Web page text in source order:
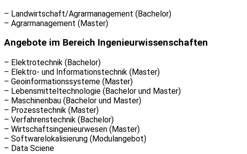
– Landwirtschaft/Agrarmanagement (Bachelor)
– Agrarmanagement (Master)
Angebote im Bereich Ingenieurwissenschaften
– Elektrotechnik (Bachelor)
– Elektro- und Informationstechnik (Master)
– Geoinformationssysteme (Master)
– Lebensmitteltechnologie (Bachelor und Master)
– Maschinenbau (Bachelor und Master)
– Prozesstechnik (Master)
– Verfahrenstechnik (Bachelor)
– Wirtschaftsingenieurwesen (Master)
– Softwarelokalisierung (Modulangebot)
– Data Sciene